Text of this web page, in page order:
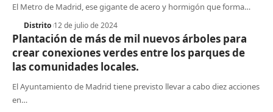
El Metro de Madrid, ese gigante de acero y hormigón que forma…
Distrito 12 de julio de 2024
Plantación de más de mil nuevos árboles para
crear conexiones verdes entre los parques de
las comunidades locales.
El Ayuntamiento de Madrid tiene previsto llevar a cabo diez acciones
en…